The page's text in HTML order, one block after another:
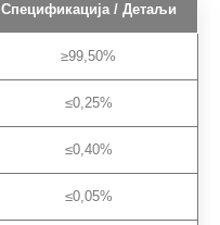
Спецификација / Детаљи
≥99,50%
≤0,25%
≤0,40%
≤0,05%